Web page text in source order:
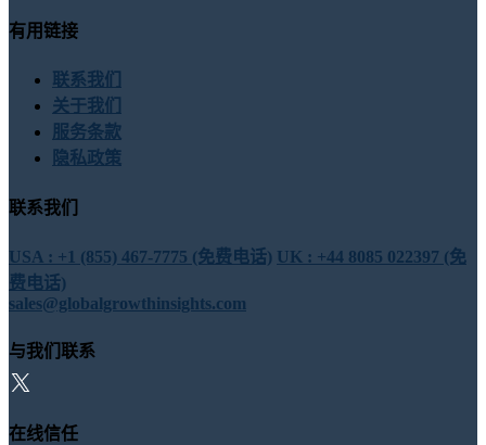
有用链接
联系我们
关于我们
服务条款
隐私政策
联系我们
USA : +1 (855) 467-7775 (免费电话) UK : +44 8085 022397 (免
费电话)
sales@globalgrowthinsights.com
与我们联系
在线信任